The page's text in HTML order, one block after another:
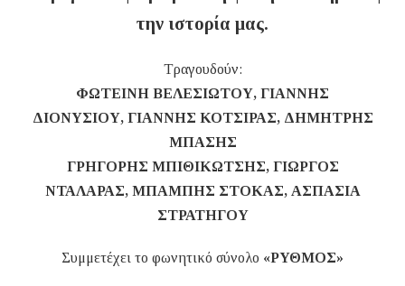
την ιστορία μας.
Τραγουδούν:
ΦΩΤΕΙΝΗ ΒΕΛΕΣΙΩΤΟΥ, ΓΙΑΝΝΗΣ
ΔΙΟΝΥΣΙΟΥ, ΓΙΑΝΝΗΣ ΚΟΤΣΙΡΑΣ, ΔΗΜΗΤΡΗΣ
ΜΠΑΣΗΣ
ΓΡΗΓΟΡΗΣ ΜΠΙΘΙΚΩΤΣΗΣ, ΓΙΩΡΓΟΣ
ΝΤΑΛΑΡΑΣ, ΜΠΑΜΠΗΣ ΣΤΟΚΑΣ, ΑΣΠΑΣΙΑ
ΣΤΡΑΤΗΓΟΥ
Συμμετέχει το φωνητικό σύνολο «ΡΥΘΜΟΣ»